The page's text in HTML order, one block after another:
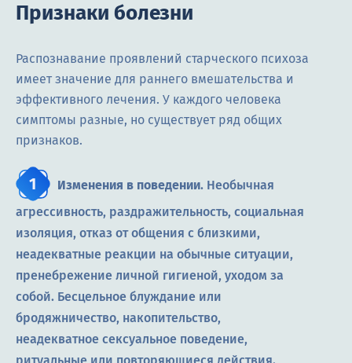
Признаки болезни
Распознавание проявлений старческого психоза
имеет значение для раннего вмешательства и
эффективного лечения. У каждого человека
симптомы разные, но существует ряд общих
признаков.
Изменения в поведении. Необычная
агрессивность, раздражительность, социальная
изоляция, отказ от общения с близкими,
неадекватные реакции на обычные ситуации,
пренебрежение личной гигиеной, уходом за
собой. Бесцельное блуждание или
бродяжничество, накопительство,
неадекватное сексуальное поведение,